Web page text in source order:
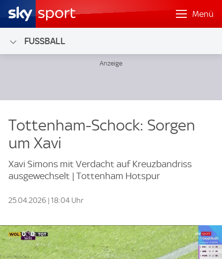
Menü
FUSSBALL
Tottenham-Schock: Sorgen
um Xavi
Xavi Simons mit Verdacht auf Kreuzbandriss
ausgewechselt | Tottenham Hotspur
25.04.2026 | 18:04 Uhr